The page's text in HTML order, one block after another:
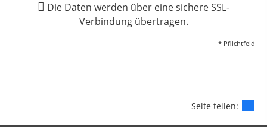
Die Daten werden über eine sichere SSL-
Verbindung übertragen.
* Pflichtfeld
Seite teilen: